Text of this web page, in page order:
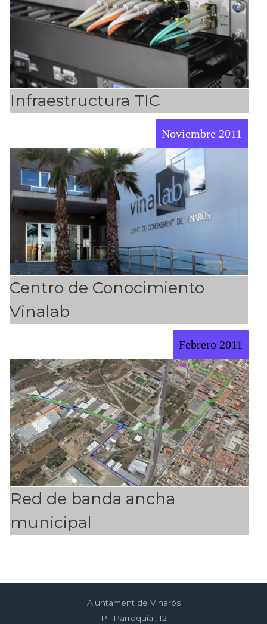
Infraestructura TIC
Noviembre 2011
Centro de Conocimiento
Vinalab
Febrero 2011
Red de banda ancha
municipal
Ajuntament de Vinaròs
Pl. Parroquial, 12